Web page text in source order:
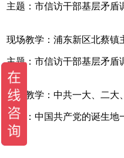
主题：市信访干部基层矛盾
现场教学：浦东新区北蔡镇
主题：市信访干部基层矛盾
现场教学：中共一大、二大、
主题：中国共产党的诞生地